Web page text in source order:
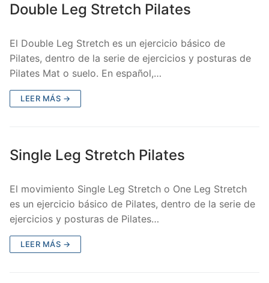
Double Leg Stretch Pilates
El Double Leg Stretch es un ejercicio básico de
Pilates, dentro de la serie de ejercicios y posturas de
Pilates Mat o suelo. En español,…
LEER MÁS →
Single Leg Stretch Pilates
El movimiento Single Leg Stretch o One Leg Stretch
es un ejercicio básico de Pilates, dentro de la serie de
ejercicios y posturas de Pilates…
LEER MÁS →